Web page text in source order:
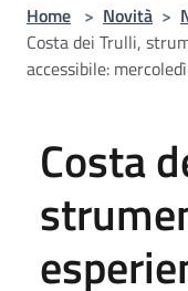
Home > Novità >
Costa dei Trulli,
accessibile:
Costa